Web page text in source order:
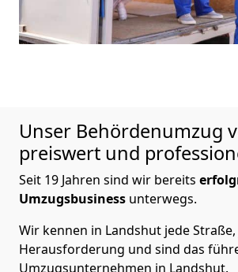
Unser Behördenumzug
preiswert und
Seit 19 Jahren sind wir bereits
Umzugsbusiness unterwegs.
Wir kennen in Landshut jede
Herausforderung und sind das
Umzugsunternehmen in Landshut.